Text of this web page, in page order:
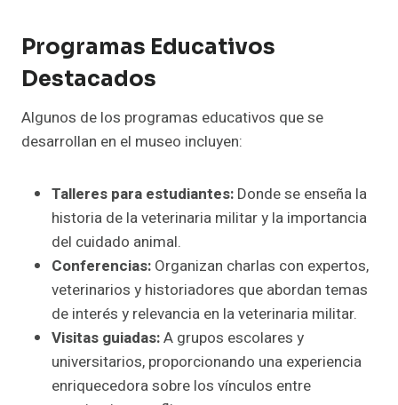
Programas Educativos
Destacados
Algunos de los programas educativos que se
desarrollan en el museo incluyen:
Talleres para estudiantes: Donde se enseña la
historia de la veterinaria militar y la importancia
del cuidado animal.
Conferencias: Organizan charlas con expertos,
veterinarios y historiadores que abordan temas
de interés y relevancia en la veterinaria militar.
Visitas guiadas:A grupos escolares y
universitarios, proporcionando una experiencia
enriquecedora sobre los vínculos entre